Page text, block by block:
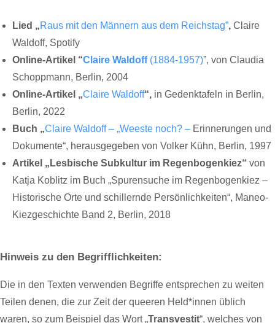
Lied „Raus mit den Männern aus dem Reichstag”, Claire
Waldoff, Spotify
Online-Artikel “Claire Waldoff(1884-1957)”, von Claudia
Schoppmann, Berlin, 2004
Online-Artikel „Claire Waldoff“, in Gedenktafeln in Berlin,
Berlin, 2022
Buch „Claire Waldoff – „Weeste noch? – Erinnerungen und
Dokumente“, herausgegeben von Volker Kühn, Berlin, 1997
Artikel „Lesbische Subkultur im Regenbogenkiez“ von
Katja Koblitz im Buch „Spurensuche im Regenbogenkiez –
Historische Orte und schillernde Persönlichkeiten“, Maneo-
Kiezgeschichte Band 2, Berlin, 2018
Hinweis zu den Begrifflichkeiten:
Die in den Texten verwenden Begriffe entsprechen zu weiten
Teilen denen, die zur Zeit der queeren Held*innen üblich
waren, so zum Beispiel das Wort „Transvestit“, welches von